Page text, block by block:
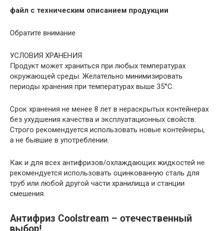
файл с техническим описанием продукции
Обратите внимание
УСЛОВИЯ ХРАНЕНИЯ
Продукт может храниться при любых температурах
окружающей среды. Желательно минимизировать
периоды хранения при температурах выше 35°С.
Срок хранения не менее 8 лет в нераскрытых контейнерах
без ухудшения качества и эксплуатационных свойств.
Строго рекомендуется использовать новые контейнеры,
а не бывшие в употреблении.
Как и для всех антифризов/охлаждающих жидкостей не
рекомендуется использовать оцинкованную сталь для
труб или любой другой части хранилища и станции
смешения.
Антифриз Coolstream – отечественный